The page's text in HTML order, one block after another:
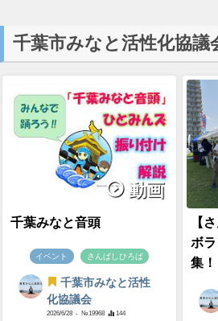
千葉市みなと活性化協議
動画
千葉みなと音頭
イベント さんばしひろば
千葉市みなと活性
化協議会
2026/6/28 - №19968 144
【
ボ
集！